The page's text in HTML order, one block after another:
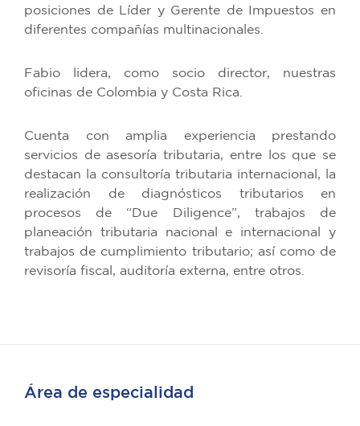
posiciones de Líder y Gerente de Impuestos en
diferentes compañías multinacionales.
Fabio lidera, como socio director, nuestras
oficinas de Colombia y Costa Rica.
Cuenta con amplia experiencia prestando
servicios de asesoría tributaria, entre los que se
destacan la consultoría tributaria internacional, la
realización de diagnósticos tributarios en
procesos de “Due Diligence”, trabajos de
planeación tributaria nacional e internacional y
trabajos de cumplimiento tributario; así como de
revisoría fiscal, auditoría externa, entre otros.
Área de especialidad